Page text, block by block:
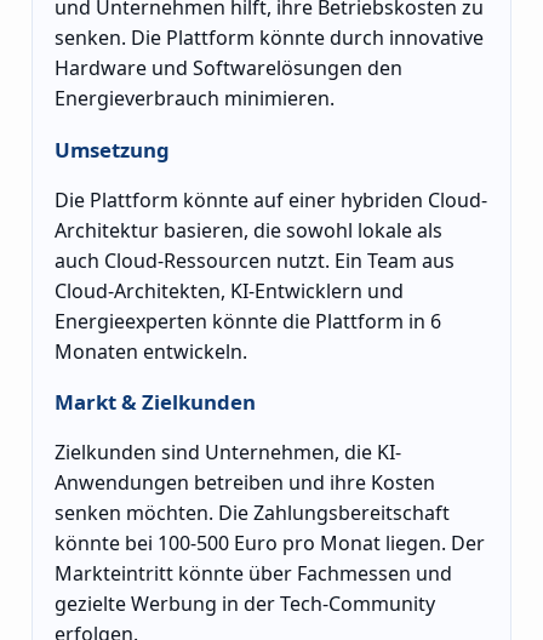
und Unternehmen hilft, ihre Betriebskosten zu
senken. Die Plattform könnte durch innovative
Hardware und Softwarelösungen den
Energieverbrauch minimieren.
Umsetzung
Die Plattform könnte auf einer hybriden Cloud-
Architektur basieren, die sowohl lokale als
auch Cloud-Ressourcen nutzt. Ein Team aus
Cloud-Architekten, KI-Entwicklern und
Energieexperten könnte die Plattform in 6
Monaten entwickeln.
Markt & Zielkunden
Zielkunden sind Unternehmen, die KI-
Anwendungen betreiben und ihre Kosten
senken möchten. Die Zahlungsbereitschaft
könnte bei 100-500 Euro pro Monat liegen. Der
Markteintritt könnte über Fachmessen und
gezielte Werbung in der Tech-Community
erfolgen.